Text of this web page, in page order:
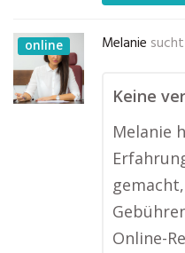
online Melanie
Keine
Melanie
Online-